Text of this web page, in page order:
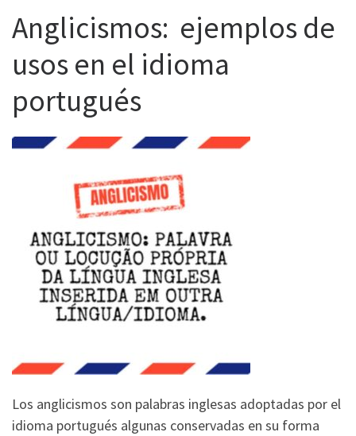
Anglicismos: ejemplos de
usos en el idioma
portugués
Los anglicismos son palabras inglesas adoptadas por el
idioma portugués algunas conservadas en su forma